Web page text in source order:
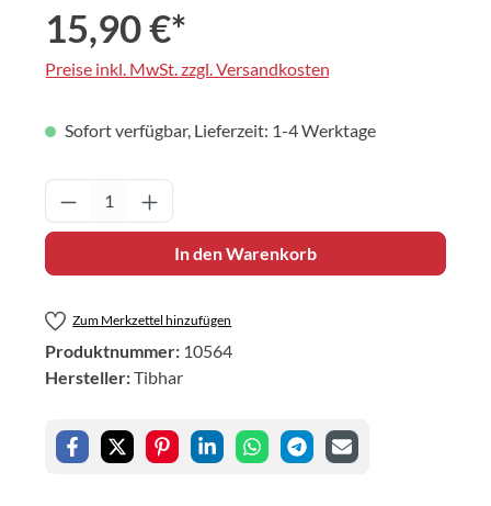
15,90 €*
Preise inkl. MwSt. zzgl. Versandkosten
Sofort verfügbar, Lieferzeit: 1-4 Werktage
Produkt Anzahl: Gib den gewünschten
In den Warenkorb
Zum Merkzettel hinzufügen
Produktnummer: 10564
Hersteller:Tibhar